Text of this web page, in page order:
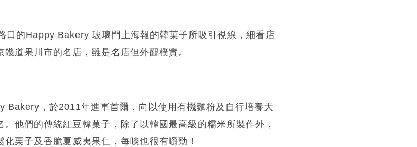
口的Happy Bakery 玻璃門上海報的韓菓子所吸引視線，細看店
道果川市的名店，雖是名店但外觀樸實。
Bakery，於2011年進軍首爾，向以使用有機麵粉及自行培養天
他們的傳統紅豆韓菓子，除了以韓國最高級的糯米所製作外，
栗子及香脆夏威夷果仁，每啖也很有嚼勁！